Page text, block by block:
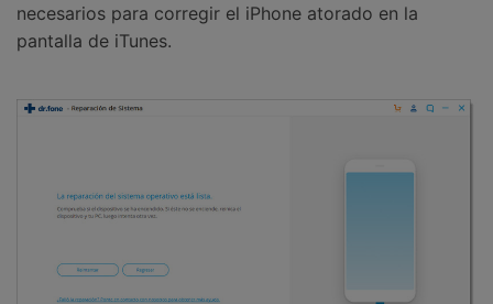
necesarios para corregir el iPhone atorado en la
pantalla de iTunes.